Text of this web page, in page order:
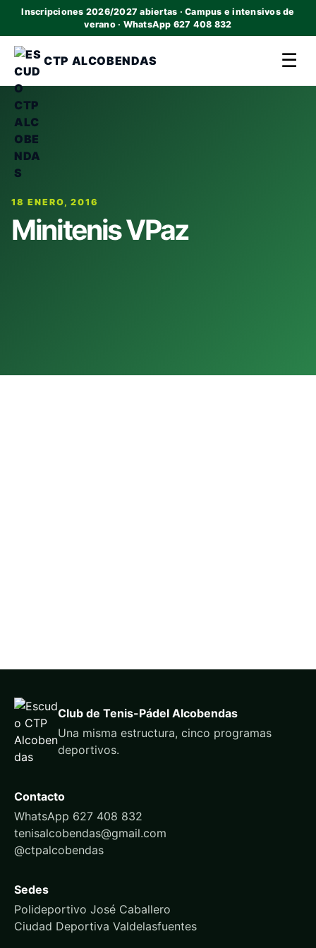
Inscripciones 2026/2027 abiertas · Campus e intensivos de
verano · WhatsApp 627 408 832
CTP ALCOBENDAS ☰
18 ENERO, 2016
Minitenis VPaz
Club de Tenis-Pádel Alcobendas
Una misma estructura, cinco programas
deportivos.
Contacto
WhatsApp 627 408 832
tenisalcobendas@gmail.com
@ctpalcobendas
Sedes
Polideportivo José Caballero
Ciudad Deportiva Valdelasfuentes